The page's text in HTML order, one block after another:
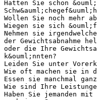
Hatten Sie schon
Wollen Sie noch mehr
Wiegen sie sich
Nehmen sie
der Gewichtsabnahme
oder die Ihre
k&ouml;nnten?
Leiden Sie unter
Wie oft machen sie in
Essen sie manchmal
Wie sind Ihre
Haben Sie jemanden